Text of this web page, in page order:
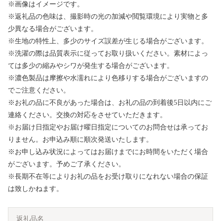
※画像はイメージです。
※返礼品の色味は、撮影時の光の加減や閲覧環境により実物と多
少異なる場合がございます。
※生地の特性上、多少のサイズ誤差が生じる場合がございます。
※洗濯の際は品質表示に従ってお取り扱いください。素材によっ
ては多少の縮みやシワが発生する場合がございます。
※濃色製品は摩擦や水濡れにより色移りする場合がございますの
でご注意ください。
※お礼の品に不良があった場合は、お礼の品の到着後5日以内にご
連絡ください。交換の対応をさせていただきます。
※お届け日指定やお届け曜日指定についてのお問合せは承ってお
りません。お申込み順に順次発送いたします。
※お申し込み状況によってはお届けまでにお時間をいただく場合
がございます。予めご了承ください。
※長期不在等によりお礼の品をお受け取りになれない場合の保証
は致しかねます。
返礼品名